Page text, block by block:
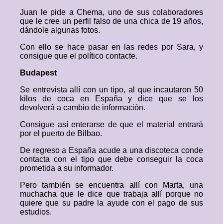
Juan le pide a Chema, uno de sus colaboradores
que le cree un perfil falso de una chica de 19 años,
dándole algunas fotos.
Con ello se hace pasar en las redes por Sara, y
consigue que el político contacte.
Budapest
Se entrevista allí con un tipo, al que incautaron 50
kilos de coca en España y dice que se los
devolverá a cambio de información.
Consigue así enterarse de que el material entrará
por el puerto de Bilbao.
De regreso a España acude a una discoteca conde
contacta con el tipo que debe conseguir la coca
prometida a su informador.
Pero también se encuentra allí con Marta, una
muchacha que le dice que trabaja allí porque no
quiere que su padre la ayude con el pago de sus
estudios.